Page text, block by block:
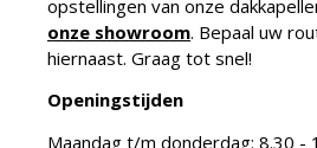
opstellingen van onze
onze showroom. Bepaal uw
hiernaast. Graag tot snel!
Openingstijden
Maandag t/m donderdag: 8.30 -